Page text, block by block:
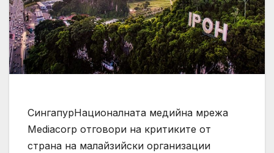
СингапурНационалната медийна мрежа
Mediacorp отговори на критиките от
страна на малайзийски организации